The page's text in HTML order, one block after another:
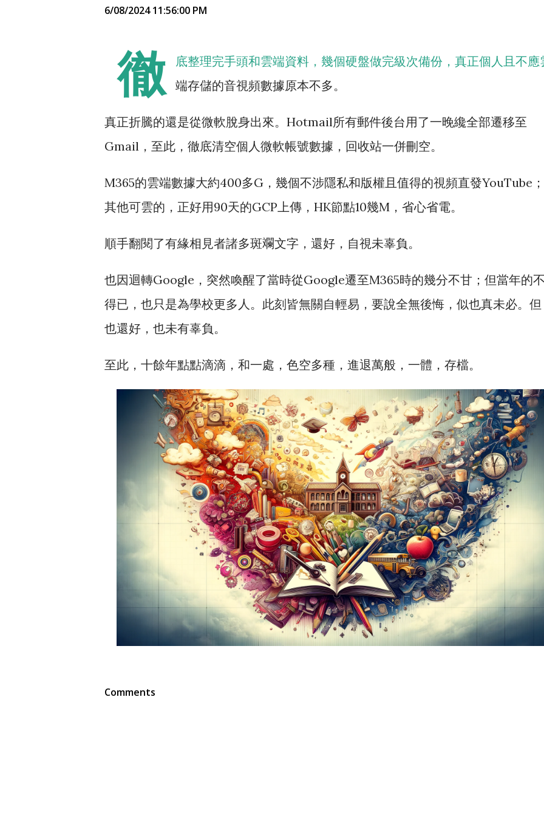
6/08/2024 11:56:00 PM
徹
底整理完手頭和雲端資料，幾個硬盤做完級次備份，真正個人且不應
端存儲的音視頻數據原本不多。
真正折騰的還是從微軟脫身出來。Hotmail所有郵件後台用了一晚纔全部遷移至
Gmail，至此，徹底清空個人微軟帳號數據，回收站一併刪空。
M365的雲端數據大約400多G，幾個不涉隱私和版權且值得的視頻直發YouTube；
其他可雲的，正好用90天的GCP上傳，HK節點10幾M，省心省電。
順手翻閱了有緣相見者諸多斑斕文字，還好，自視未辜負。
也因迴轉Google，突然喚醒了當時從Google遷至M365時的幾分不甘；但當年的
得已，也只是為學校更多人。此刻皆無關自輕易，要說全無後悔，似也真未必。
也還好，也未有辜負。
至此，十餘年點點滴滴，和一處，色空多種，進退萬般，一體，存檔。
Comments